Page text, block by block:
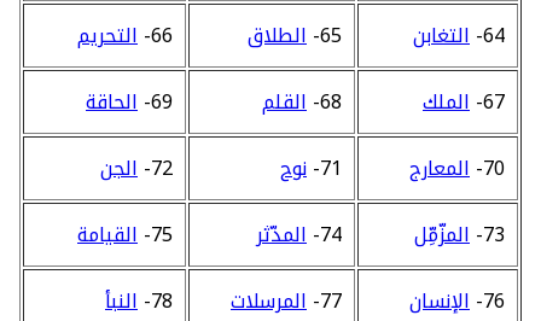
64- التغابن 65- الطلاق 66- التحريم
67- الملك 68- القلم 69- الحاقة
70- المعارج 71- نوح 72- الجن
73- المزّمِّل 74- المدّثر 75- القيامة
76- الإنسان 77- المرسلات 78- النبأ